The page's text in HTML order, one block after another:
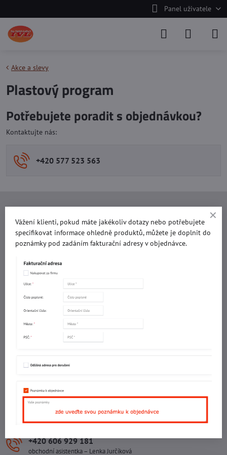
Panel uživatele
Akce a slevy
Plastový program
Potřebujete poradit s objednávkou?
Kontaktujte nás:
+420 577 523 563
IČO: 60560908
DIČ: CZ5602130809
IČO: 29007356
Sídlo provozovny
Malotova 5264
Areál Svit Zlín
113. budova
760 01 ZLÍN
+420 602 781 706
Ing. Vojtěch Lečbych – ředitel
+420 606 929 181
obchodní asistentka – Lenka Jurčíková
Vážení klienti, pokud máte jakékoliv dotazy nebo potřebujete
specifikovat informace ohledně produktů, můžete je doplnit do
poznámky pod zadáním fakturační adresy v objednávce.